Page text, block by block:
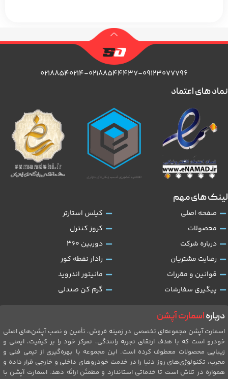
۰۲۱۸۸۵۴۰۲۱۴-۰۲۱۸۸۵۴۴۴۳۷-۰۹۱۲۳۰۷۷۷۹۶
دربارهاسمارت آپشن
اسمارت آپشن مجموعه‌ای تخصصی در زمینه فروش، تأمین و نصب آپشن‌های اصلی
خودرو است که با هدف ارتقای تجربه رانندگی، تمرکز خود را بر کیفیت، ایمنی و
زیبایی محصولات معطوف کرده است. این مجموعه با بهره‌گیری از تیمی فنی و
مجرب، تکنولوژی‌های روز دنیا را در خدمت خودروهای داخلی و خارجی قرار داده و
همواره در تلاش است تا خدماتی استاندارد و مطمئن ارائه دهد. اسمارت آپشن با
لینک های مهم
صفحه اصلی
محصولات
درباره شرکت
رضایت مشتریان
قوانین و مقررات
پیگیری سفارشات
کیلس استارتر
کروز کنترل
دوربین 360
رادار نقطه کور
مانیتور اندروید
گرم کن صندلی
نماد های اعتماد